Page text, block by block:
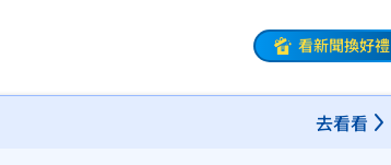
看新聞換好禮
去看看